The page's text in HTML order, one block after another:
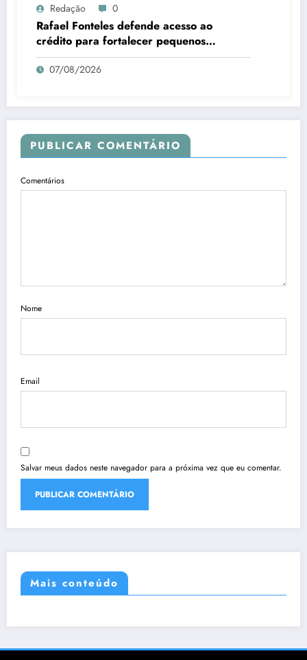
Redação 0
Rafael Fonteles defende acesso ao
crédito para fortalecer pequenos
negócios no Piauí
07/08/2026
PUBLICAR COMENTÁRIO
Comentários
Nome
Email
Salvar meus dados neste navegador para a próxima vez que eu comentar.
Mais conteúdo